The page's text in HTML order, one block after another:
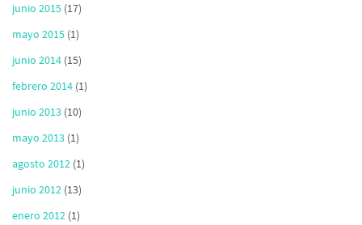
junio 2015 (17)
mayo 2015 (1)
junio 2014 (15)
febrero 2014 (1)
junio 2013 (10)
mayo 2013 (1)
agosto 2012 (1)
junio 2012 (13)
enero 2012 (1)